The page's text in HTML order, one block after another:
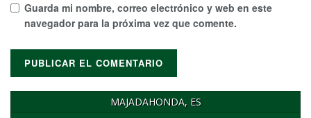
Guarda mi nombre, correo electrónico y web en este
navegador para la próxima vez que comente.
MAJADAHONDA, ES